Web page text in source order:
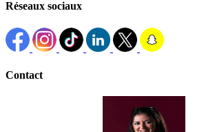
Réseaux sociaux
Contact